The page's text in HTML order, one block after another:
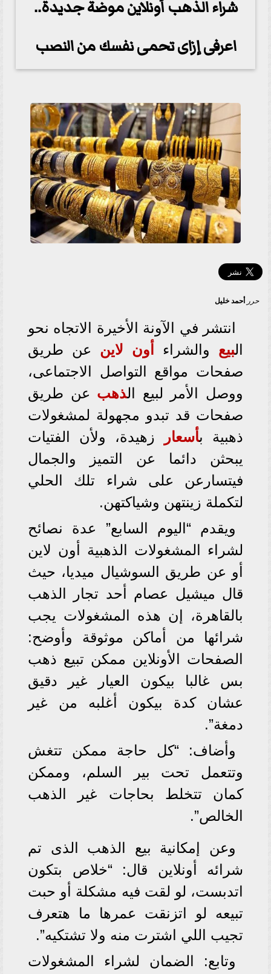
شراء الذهب أونلاين موضة جديدة..
اعرفى إزاى تحمى نفسك من النصب
حرر أحمد خليل
انتشر في الآونة الأخيرة الاتجاه نحو
البيع والشراء أون لاين عن طريق
صفحات مواقع التواصل الاجتماعى،
ووصل الأمر لبيع الذهب عن طريق
صفحات قد تبدو مجهولة لمشغولات
ذهبية بأسعار
زهيدة، ولأن الفتيات
يبحثن دائما عن التميز والجمال
فيتسارعن على شراء تلك الحلي
لتكملة زينتهن وشياكتهن.
ويقدم “اليوم السابع” عدة نصائح
لشراء المشغولات الذهبية أون لاين
أو عن طريق السوشيال ميديا، حيث
قال ميشيل عصام أحد تجار الذهب
بالقاهرة، إن هذه المشغولات يجب
شرائها من أماكن موثوقة وأوضح:
الصفحات الأونلاين ممكن تبيع ذهب
بس غالبا بيكون العيار غير دقيق
عشان كدة بيكون أغلبه من غير
دمغة”.
وأضاف: “كل حاجة ممكن تتغش
وتتعمل تحت بير السلم، وممكن
كمان تتخلط بحاجات غير الذهب
الخالص”.
وعن إمكانية بيع الذهب الذى تم
شرائه أونلاين قال: “خلاص بتكون
اتدبست، لو لقت فيه مشكلة أو حبت
تبيعه لو اتزنقت عمرها ما هتعرف
تجيب اللي اشترت منه ولا تشتكيه”.
وتابع: الضمان لشراء المشغولات